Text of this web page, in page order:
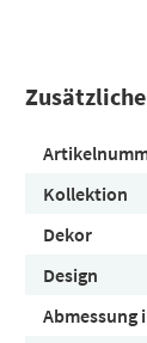
Kollektion
Dekor
Design
Abmessung